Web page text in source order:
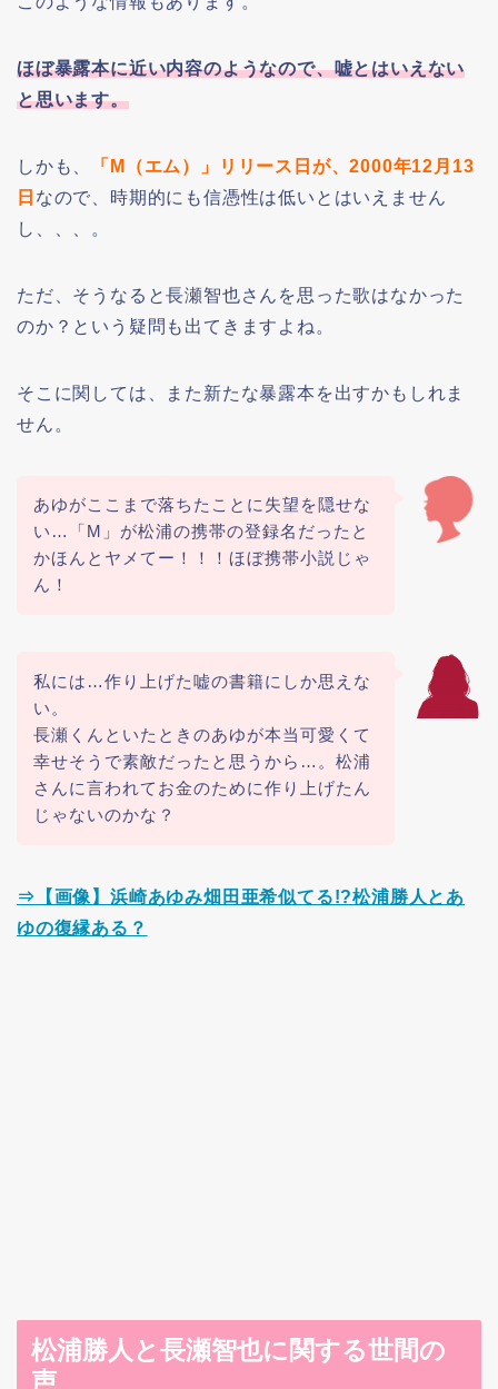
ほぼ暴露本に近い内容のようなので、嘘とはいえない
と思います。
しかも、
「M（エム）」リリース日が、2000年12月13
日 なので、時期的にも信憑性は低いとはいえません
し、、、。
ただ、そうなると長瀬智也さんを思った歌はなかった
のか？という疑問も出てきますよね。
そこに関しては、また新たな暴露本を出すかもしれま
せん。
あゆがここまで落ちたことに失望を隠せな
い…「M」が松浦の携帯の登録名だったと
かほんとヤメてー！！！ほぼ携帯小説じゃ
ん！
私には…作り上げた嘘の書籍にしか思えな
い。
長瀬くんといたときのあゆが本当可愛くて
幸せそうで素敵だったと思うから…。松浦
さんに言われてお金のために作り上げたん
じゃないのかな？
⇒【画像】浜崎あゆみ畑田亜希似てる!?松浦勝人とあ
ゆの復縁ある？
松浦勝人と長瀬智也に関する世間の
声